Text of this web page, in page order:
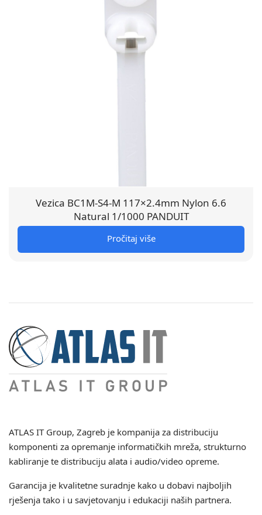
Vezica BC1M-S4-M 117×2.4mm Nylon 6.6
Natural 1/1000 PANDUIT
Pročitaj više
ATLAS IT Group, Zagreb je kompanija za distribuciju
komponenti za opremanje informatičkih mreža, strukturno
kabliranje te distribuciju alata i audio/video opreme.
Garancija je kvalitetne suradnje kako u dobavi najboljih
rješenja tako i u savjetovanju i edukaciji naših partnera.